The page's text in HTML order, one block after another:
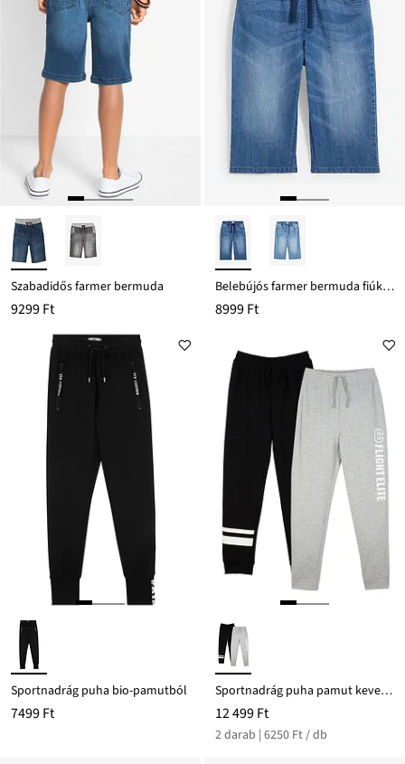
Szabadidős farmer bermuda
9299 Ft
Belebújós farmer bermuda fiúknak, Slim Fit
8999 Ft
Sportnadrág puha bio-pamutból
7499 Ft
Sportnadrág puha pamut keverékből (2 db-os csomag)
12 499 Ft
2 darab | 6250 Ft / db